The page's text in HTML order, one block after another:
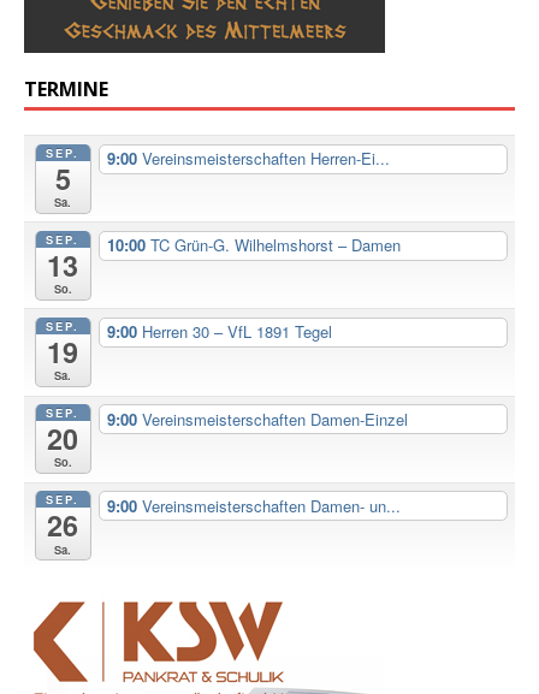
TERMINE
SEP.
5
Sa.
9:00 Vereinsmeisterschaften Herren-Ei...
SEP.
13
So.
10:00 TC Grün-G. Wilhelmshorst – Damen
SEP.
19
Sa.
9:00 Herren 30 – VfL 1891 Tegel
SEP.
20
So.
9:00 Vereinsmeisterschaften Damen-Einzel
SEP.
26
Sa.
9:00 Vereinsmeisterschaften Damen- un...